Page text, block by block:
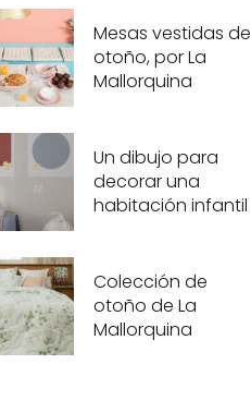
Mesas vestidas de
otoño, por La
Mallorquina
Un dibujo para
decorar una
habitación infantil
Colección de
otoño de La
Mallorquina